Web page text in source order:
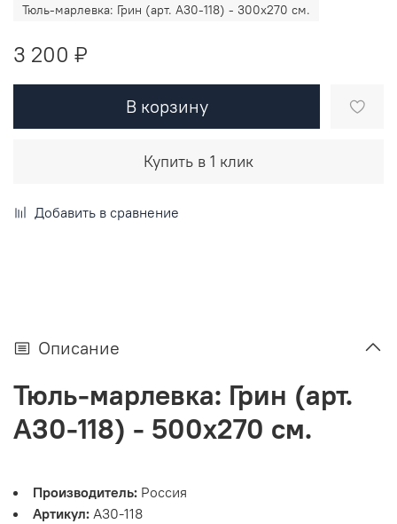
Тюль-марлевка: Грин (арт. А30-118) - 300х270 см.
3 200 ₽
В корзину
Купить в 1 клик
Добавить в сравнение
Описание
Тюль-марлевка: Грин (арт.
А30-118) - 500х270 см.
Производитель: Россия
Артикул: А30-118